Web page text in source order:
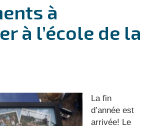
à
à l’école de la
La fin
d’année est
arrivée! Le